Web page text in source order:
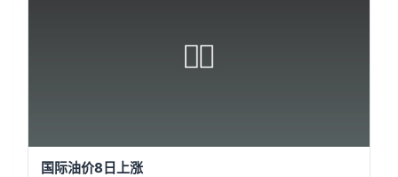
国际油价8日上涨